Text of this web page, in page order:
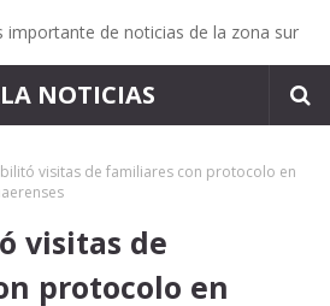
importante de noticias de la zona sur
NOTICIAS
visitas de familiares con protocolo en
visitas de
protocolo en